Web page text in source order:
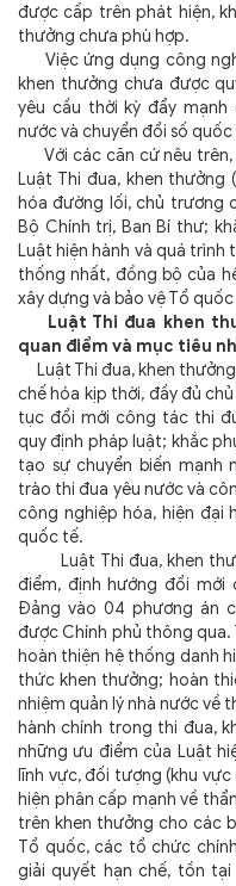
được cấp trên phát hiện,
thưởng chưa phù hợp.
Việc ứng dụng công
khen thưởng chưa được
yêu cầu thời kỳ đẩy
nước và chuyển đổi số quốc
Với các căn cứ nêu trên,
Luật Thi đua, khen
hóa đường lối, chủ trương
Bộ Chính trị, Ban Bí thư;
Luật hiện hành và quá
thống nhất, đồng bộ của
xây dựng và bảo vệ Tổ
Luật Thi đua khen
quan điểm và mục tiêu
Luật Thi đua, khen
chế hóa kịp thời, đầy đủ
tục đổi mới công tác thi
quy định pháp luật; khắc
tạo sự chuyển biến
trào thi đua yêu nước và
công nghiệp hóa, hiện đại
quốc tế.
Luật Thi đua, khen
điểm, định hướng đổi mới
Đảng vào 04 phương án
được Chính phủ thông
hoàn thiện hệ thống danh
thức khen thưởng; hoàn
nhiệm quản lý nhà nước về
hành chính trong thi đua,
những ưu điểm của Luật
lĩnh vực, đối tượng (khu
hiện phân cấp mạnh về
trên khen thưởng cho các
Tổ quốc, các tổ chức
giải quyết hạn chế, tồn